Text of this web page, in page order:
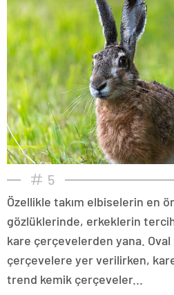
5
Özellikle takım elbiselerin en
gözlüklerinde, erkeklerin
kare çerçevelerden yana.
çerçevelere yer verilirken,
trend kemik çerçeveler...